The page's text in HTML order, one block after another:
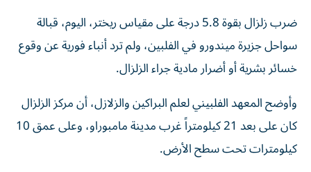
ضرب زلزال بقوة 5.8 درجة على مقياس ريختر، اليوم، قبالة
سواحل جزيرة ميندورو في الفلبين، ولم ترد أنباء فورية عن وقوع
خسائر بشرية أو أضرار مادية جراء الزلزال.
وأوضح المعهد الفلبيني لعلم البراكين والزلازل، أن مركز الزلزال
كان على بعد 21 كيلومتراً غرب مدينة مامبوراو، وعلى عمق 10
كيلومترات تحت سطح الأرض.